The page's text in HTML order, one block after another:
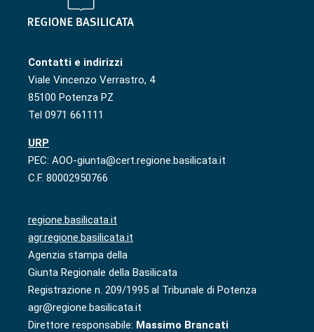
Contatti e indirizzi
Viale Vincenzo Verrastro, 4
85100 Potenza PZ
Tel 0971 661111
URP
PEC: AOO-giunta@cert.regione.basilicata.it
C.F. 80002950766
regione.basilicata.it
agr.regione.basilicata.it
Agenzia stampa della
Giunta Regionale della Basilicata
Registrazione n. 209/1995 al Tribunale di Potenza
agr@regione.basilicata.it
Direttore responsabile: Massimo Brancati